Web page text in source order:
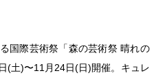
国際芸術祭「森の芸術祭 晴れの
(土)〜11月24日(日)開催。キュレ